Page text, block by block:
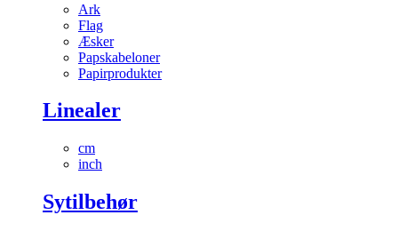
Ark
Flag
Æsker
Papskabeloner
Papirprodukter
Linealer
cm
inch
Sytilbehør